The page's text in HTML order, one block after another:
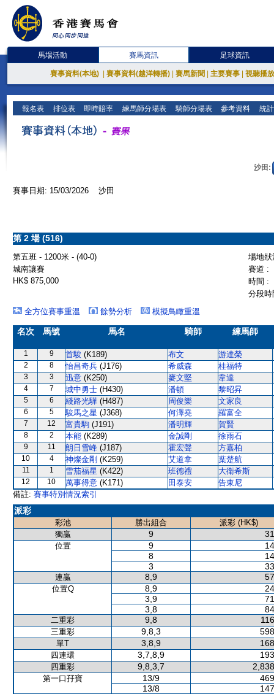
馬場活動 賽馬資訊 足球資訊
賽事資料(本地) 賽事資料(越洋轉播) 賽馬新聞 主要賽事 視聽播
報名表 排位表 即時賠率 練馬師分場表 騎師分場表 參考資料 統
沙田:
賽事日期: 15/03/2026 沙田
第 2 場 (516)
第五班 - 1200米 - (40-0)
場地
城南讓賽
賽道 :
HK$ 875,000
時間 :
分段
全方位賽事重溫
餘勢分析 模擬鳥瞰重溫
名次 馬號 馬名 騎師 練馬師
1 9 首駿 (K189) 布文 游達榮
2 8 怡昌奇兵 (J176) 希威森 桂福特
3 3 迅意 (K250) 麥文堅 韋達
4 7 城中勇士 (H430) 潘頓 黎昭昇
5 6 綫路光驊 (H487) 周俊樂 文家良
6 5 駿馬之星 (J368) 何澤堯 羅富全
7 12 富貴駒 (J191) 潘明輝 賀賢
8 2 本能 (K289) 金誠剛 徐雨石
9 11 朗日雪峰 (J187) 霍宏聲 方嘉柏
10 4 神燦金剛 (K259) 艾道拿 葉楚航
11 1 雪茄福星 (K422) 班德禮 大衛希斯
12 10 萬事得意 (K171) 田泰安
告東尼
備註: 賽事特別情況索引
派彩
彩池 勝出組合
派彩 (HK$)
獨贏
9
位置 9
8
3
連贏 8,9
位置Q 8,9
3,9
3,8
二重彩 9,8
三重彩 9,8,3
單T 3,8,9
四連環 3,7,8,9
四重彩 9,8,3,7
第一口孖寶 13/9
13/8